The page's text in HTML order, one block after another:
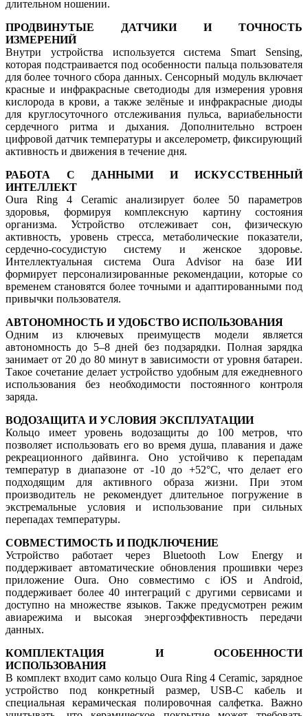
длительном ношении.
ПРОДВИНУТЫЕ ДАТЧИКИ И ТОЧНОСТЬ
ИЗМЕРЕНИЙ
Внутри устройства используется система Smart Sensing,
которая подстраивается под особенности пальца пользователя
для более точного сбора данных. Сенсорный модуль включает
красные и инфракрасные светодиоды для измерения уровня
кислорода в крови, а также зелёные и инфракрасные диоды
для круглосуточного отслеживания пульса, вариабельности
сердечного ритма и дыхания. Дополнительно встроен
цифровой датчик температуры и акселерометр, фиксирующий
активность и движения в течение дня.
РАБОТА С ДАННЫМИ И ИСКУССТВЕННЫЙ
ИНТЕЛЛЕКТ
Oura Ring 4 Ceramic анализирует более 50 параметров
здоровья, формируя комплексную картину состояния
организма. Устройство отслеживает сон, физическую
активность, уровень стресса, метаболические показатели,
сердечно-сосудистую систему и женское здоровье.
Интеллектуальная система Oura Advisor на базе ИИ
формирует персонализированные рекомендации, которые со
временем становятся более точными и адаптированными под
привычки пользователя.
АВТОНОМНОСТЬ И УДОБСТВО ИСПОЛЬЗОВАНИЯ
Одним из ключевых преимуществ модели является
автономность до 5–8 дней без подзарядки. Полная зарядка
занимает от 20 до 80 минут в зависимости от уровня батареи.
Такое сочетание делает устройство удобным для ежедневного
использования без необходимости постоянного контроля
заряда.
ВОДОЗАЩИТА И УСЛОВИЯ ЭКСПЛУАТАЦИИ
Кольцо имеет уровень водозащиты до 100 метров, что
позволяет использовать его во время душа, плавания и даже
рекреационного дайвинга. Оно устойчиво к перепадам
температур в диапазоне от -10 до +52°C, что делает его
подходящим для активного образа жизни. При этом
производитель не рекомендует длительное погружение в
экстремальные условия и использование при сильных
перепадах температуры.
СОВМЕСТИМОСТЬ И ПОДКЛЮЧЕНИЕ
Устройство работает через Bluetooth Low Energy и
поддерживает автоматические обновления прошивки через
приложение Oura. Оно совместимо с iOS и Android,
поддерживает более 40 интеграций с другими сервисами и
доступно на множестве языков. Также предусмотрен режим
авиарежима и высокая энергоэффективность передачи
данных.
КОМПЛЕКТАЦИЯ И ОСОБЕННОСТИ
ИСПОЛЬЗОВАНИЯ
В комплект входит само кольцо Oura Ring 4 Ceramic, зарядное
устройство под конкретный размер, USB-C кабель и
специальная керамическая полировочная салфетка. Важно